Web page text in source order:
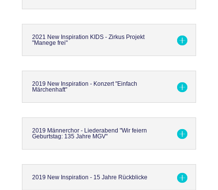
2021 New Inspiration KIDS - Zirkus Projekt
"Manege frei"
2019 New Inspiration - Konzert "Einfach
Märchenhaft"
2019 Männerchor - Liederabend "Wir feiern
Geburtstag: 135 Jahre MGV"
2019 New Inspiration - 15 Jahre Rückblicke